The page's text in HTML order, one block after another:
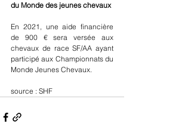
du Monde des jeunes chevaux
En 2021, une aide financière
de 900 € sera versée aux
chevaux de race SF/AA ayant
participé aux Championnats du
Monde Jeunes Chevaux.
source : SHF